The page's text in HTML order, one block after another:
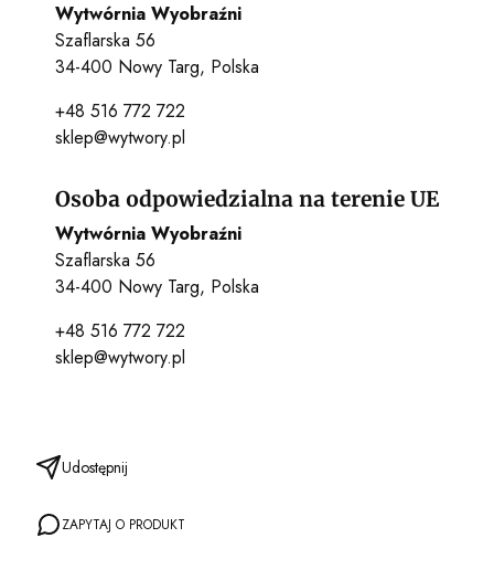
Wytwórnia Wyobraźni
Szaflarska 56
34-400 Nowy Targ, Polska
+48 516 772 722
sklep@wytwory.pl
Osoba odpowiedzialna na terenie UE
Wytwórnia Wyobraźni
Szaflarska 56
34-400 Nowy Targ, Polska
+48 516 772 722
sklep@wytwory.pl
Udostępnij
ZAPYTAJ O PRODUKT